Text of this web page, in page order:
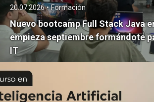
Nuevo bootcamp Full Stack Java
empieza septiembre formándote
IT
20.07.2026 • Formación